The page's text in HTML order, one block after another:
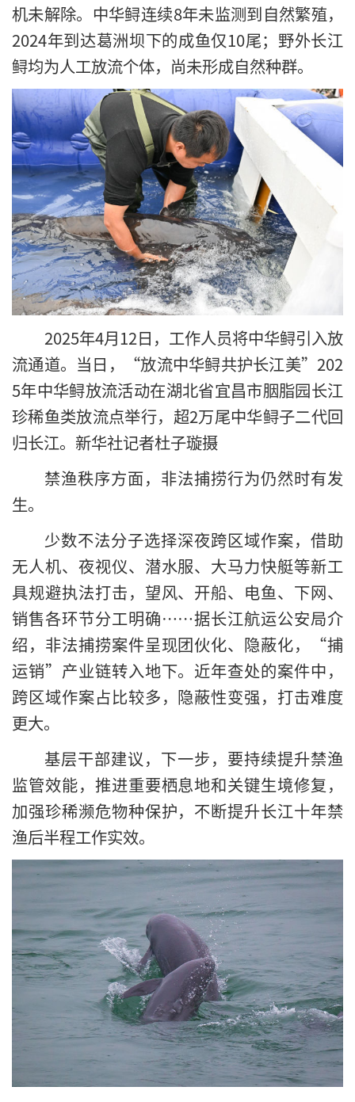
机未解除。中华鲟连续8年未监测到自然繁殖，
2024年到达葛洲坝下的成鱼仅10尾；野外长江
鲟均为人工放流个体，尚未形成自然种群。
2025年4月12日，工作人员将中华鲟引入放
流通道。当日，“放流中华鲟共护长江美”202
5年中华鲟放流活动在湖北省宜昌市胭脂园长江
珍稀鱼类放流点举行，超2万尾中华鲟子二代回
归长江。新华社记者杜子璇摄
禁渔秩序方面，非法捕捞行为仍然时有发
生。
少数不法分子选择深夜跨区域作案，借助
无人机、夜视仪、潜水服、大马力快艇等新工
具规避执法打击，望风、开船、电鱼、下网、
销售各环节分工明确……据长江航运公安局介
绍，非法捕捞案件呈现团伙化、隐蔽化，“捕
运销”产业链转入地下。近年查处的案件中，
跨区域作案占比较多，隐蔽性变强，打击难度
更大。
基层干部建议，下一步，要持续提升禁渔
监管效能，推进重要栖息地和关键生境修复，
加强珍稀濒危物种保护，不断提升长江十年禁
渔后半程工作实效。